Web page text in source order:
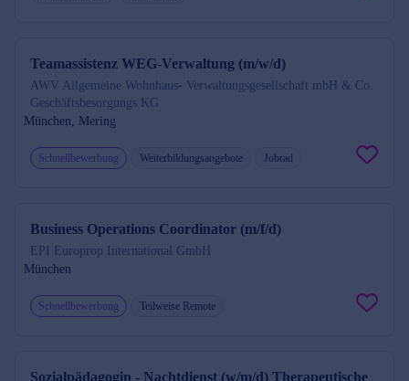
Teamassistenz WEG-Verwaltung (m/w/d)
AWV Allgemeine Wohnhaus- Verwaltungsgesellschaft mbH & Co.
Geschäftsbesorgungs KG
München, Mering
Schnellbewerbung Weiterbildungsangebote Jobrad
Business Operations Coordinator (m/f/d)
EPI Europrop International GmbH
München
Schnellbewerbung Teilweise Remote
Sozialpädagogin - Nachtdienst (w/m/d) Therapeutische